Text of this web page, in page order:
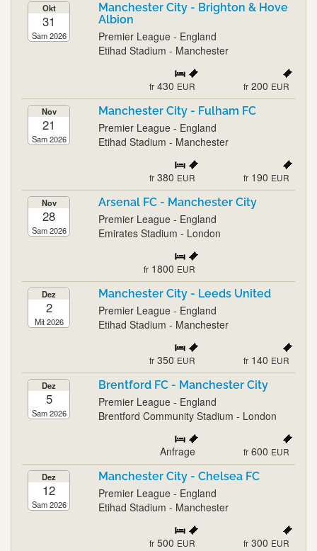
Okt
31
Sam 2026
Manchester City - Brighton & Hove
Albion
Premier League - England
Etihad Stadium - Manchester
fr 430 EUR fr 200 EUR
Nov
21
Sam 2026
Manchester City - Fulham FC
Premier League - England
Etihad Stadium - Manchester
fr 380 EUR fr 190 EUR
Nov
28
Sam 2026
Arsenal FC - Manchester City
Premier League - England
Emirates Stadium - London
fr 1800 EUR
Dez
2
Mit 2026
Manchester City - Leeds United
Premier League - England
Etihad Stadium - Manchester
fr 350 EUR fr 140 EUR
Dez
5
Sam 2026
Brentford FC - Manchester City
Premier League - England
Brentford Community Stadium - London
Anfrage fr 600 EUR
Dez
12
Sam 2026
Manchester City - Chelsea FC
Premier League - England
Etihad Stadium - Manchester
fr 500 EUR fr 300 EUR